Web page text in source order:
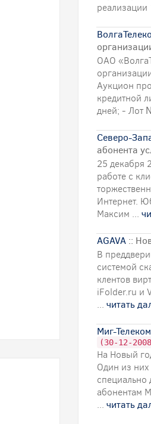
ОАО
Аукцион
кредитной
дней; - Лот
Северо-
абонента
25 декабря
работе с
Интернет.
Максим ...
AGAVA ::
В
системой
клентов
iFolder.ru и
... читать
Миг-
(30-12-
На Новый
Один из
абонентам
... читать